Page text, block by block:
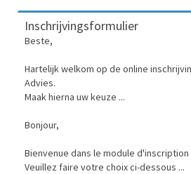
Inschrijvingsformulier
Beste,
Hartelijk welkom op de online
Advies.
Maak hierna uw keuze ...
Bonjour,
Bienvenue dans le module d'inscription
Veuillez faire votre choix ci-dessous ...